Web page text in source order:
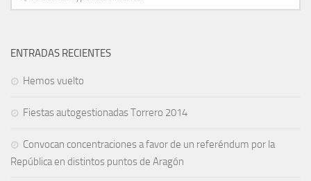
ENTRADAS RECIENTES
Hemos vuelto
Fiestas autogestionadas Torrero 2014
Convocan concentraciones a favor de un referéndum por la
República en distintos puntos de Aragón